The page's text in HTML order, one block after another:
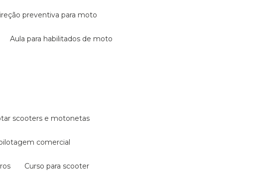
preventiva para moto
aula para habilitados de moto
scooters e motonetas
pilotagem comercial
curso para scooter